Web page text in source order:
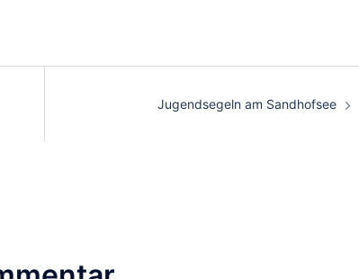
Jugendsegeln am Sandhofsee